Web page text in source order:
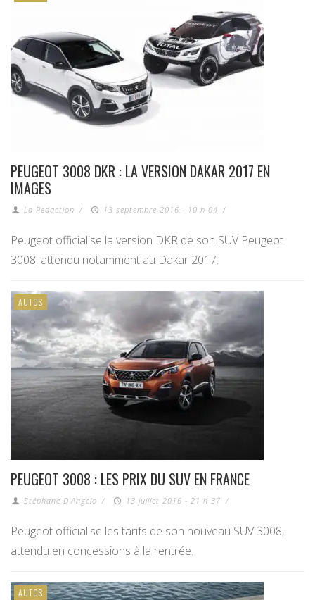
PEUGEOT 3008 DKR : LA VERSION DAKAR 2017 EN
IMAGES
La Redaction / 13 septembre 2016 - 10 h 04 /
Peugeot officialise la version DKR de son SUV Peugeot
3008, attendu notamment au Dakar 2017.
AUTOS
PEUGEOT 3008 : LES PRIX DU SUV EN FRANCE
Stéphane D'Angelo / 13 juillet 2016 - 21 h 37 /
Peugeot officialise les tarifs de son nouveau SUV 3008,
attendu en concessions à la rentrée.
AUTOS